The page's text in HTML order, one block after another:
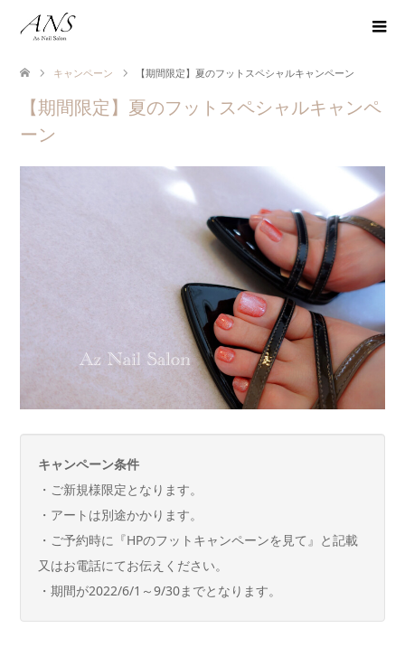
キャンペーン 【期間限定】夏のフットスペシャルキャンペーン
【期間限定】夏のフットスペシャルキャンペ
ーン
キャンペーン条件
・ご新規様限定となります。
・アートは別途かかります。
・ご予約時に『HPのフットキャンペーンを見て』と記載
又はお電話にてお伝えください。
・期間が2022/6/1～9/30までとなります。